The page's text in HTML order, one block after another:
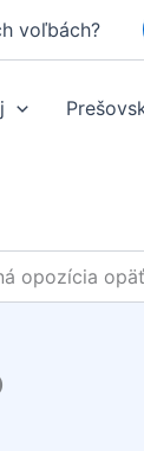
voľbách?
opozícia